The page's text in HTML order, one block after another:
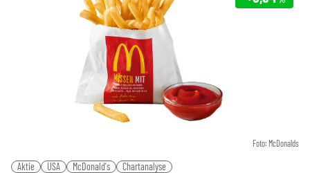
Foto: McDonalds
Aktie USA McDonald's Chartanalyse